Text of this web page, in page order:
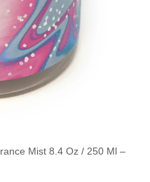
Mist 8.4 Oz / 250 Ml –